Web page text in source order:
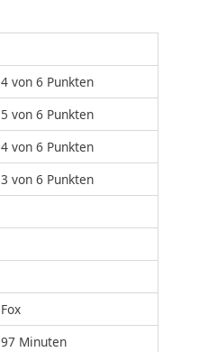
4 von 6 Punkten
5 von 6 Punkten
4 von 6 Punkten
3 von 6 Punkten
Fox
97 Minuten